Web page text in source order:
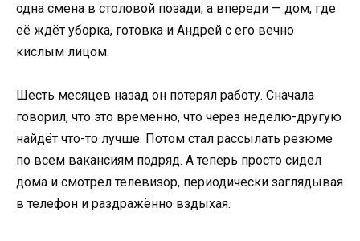
одна смена в столовой позади, а впереди — дом, где
её ждёт уборка, готовка и Андрей с его вечно
кислым лицом.
Шесть месяцев назад он потерял работу. Сначала
говорил, что это временно, что через неделю-другую
найдёт что-то лучше. Потом стал рассылать резюме
по всем вакансиям подряд. А теперь просто сидел
дома и смотрел телевизор, периодически заглядывая
в телефон и раздражённо вздыхая.